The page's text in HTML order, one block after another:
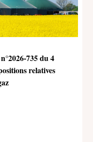
735 du 4
relatives